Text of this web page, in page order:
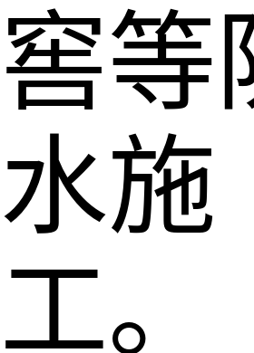
窖等
水施
工。